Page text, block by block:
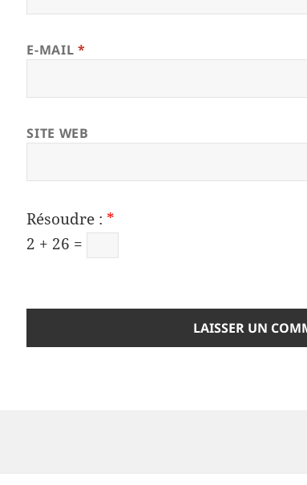
E-MAIL *
SITE WEB
Résoudre : *
2 + 26 =